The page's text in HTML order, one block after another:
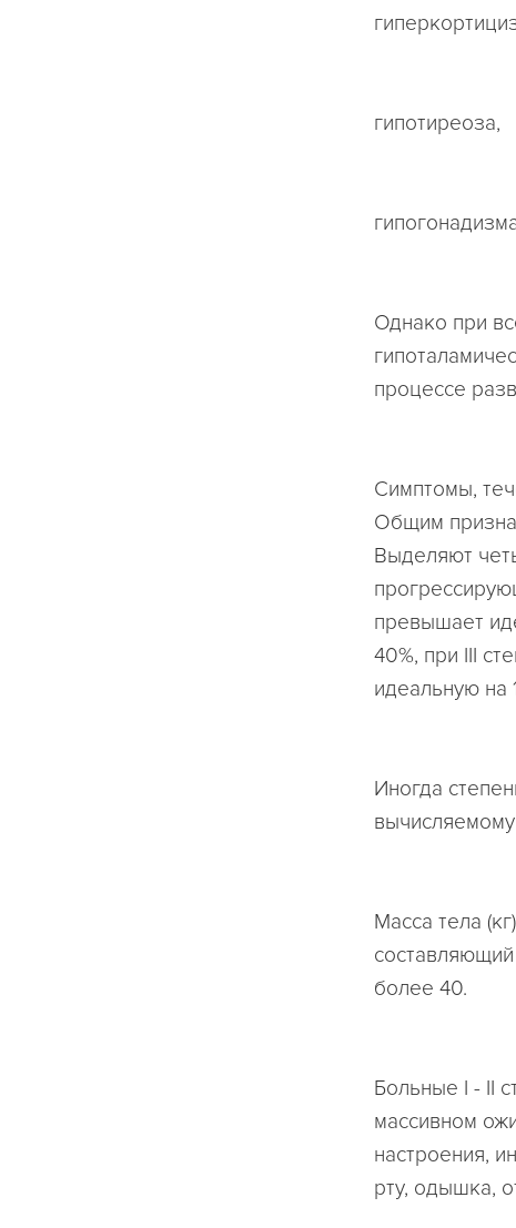
гипотиреоза,
Однако при
процессе
Симптомы,
Общим
Выделяют
превышает
40%, при III
идеальную на
Иногда
Масса тела
более 40.
Больные I - II
массивном
настроения,
рту, одышка,